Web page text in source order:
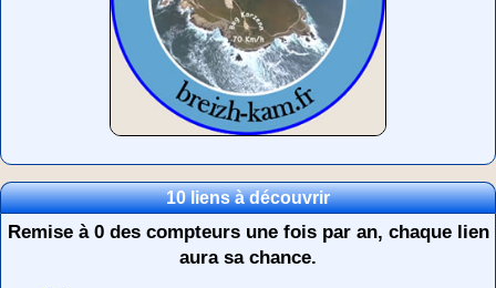
10 liens à découvrir
Remise à 0 des compteurs une fois par an, chaque lien
aura sa chance.